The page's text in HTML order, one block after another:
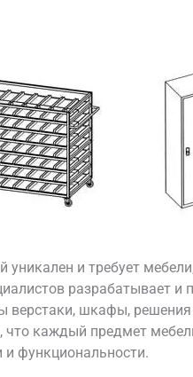
и требует мебели,
разрабатывает и
верстаки, шкафы,
каждый предмет
и функциональности.